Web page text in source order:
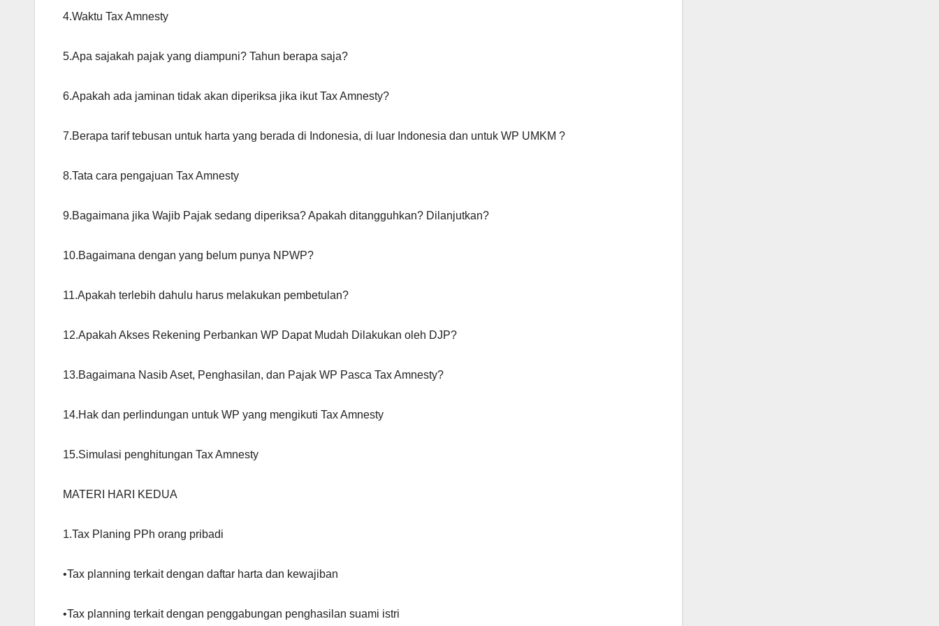
4.Waktu Tax Amnesty
5.Apa sajakah pajak yang diampuni? Tahun berapa saja?
6.Apakah ada jaminan tidak akan diperiksa jika ikut Tax Amnesty?
7.Berapa tarif tebusan untuk harta yang berada di Indonesia, di luar Indonesia dan untuk WP UMKM ?
8.Tata cara pengajuan Tax Amnesty
9.Bagaimana jika Wajib Pajak sedang diperiksa? Apakah ditangguhkan? Dilanjutkan?
10.Bagaimana dengan yang belum punya NPWP?
11.Apakah terlebih dahulu harus melakukan pembetulan?
12.Apakah Akses Rekening Perbankan WP Dapat Mudah Dilakukan oleh DJP?
13.Bagaimana Nasib Aset, Penghasilan, dan Pajak WP Pasca Tax Amnesty?
14.Hak dan perlindungan untuk WP yang mengikuti Tax Amnesty
15.Simulasi penghitungan Tax Amnesty
MATERI HARI KEDUA
1.Tax Planing PPh orang pribadi
•Tax planning terkait dengan daftar harta dan kewajiban
•Tax planning terkait dengan penggabungan penghasilan suami istri